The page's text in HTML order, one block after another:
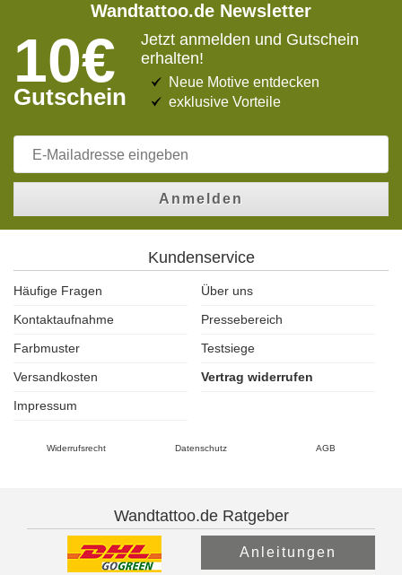
Wandtattoo.de Newsletter
10€
Gutschein
Jetzt anmelden und Gutschein
erhalten!
Neue Motive entdecken
exklusive Vorteile
Anmelden
Kundenservice
Häufige Fragen
Über uns
Kontaktaufnahme
Pressebereich
Farbmuster
Testsiege
Versandkosten
Vertrag widerrufen
Impressum
Widerrufsrecht Datenschutz AGB
Wandtattoo.de Ratgeber
Anleitungen